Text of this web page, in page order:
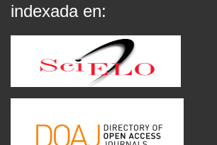
indexada en: